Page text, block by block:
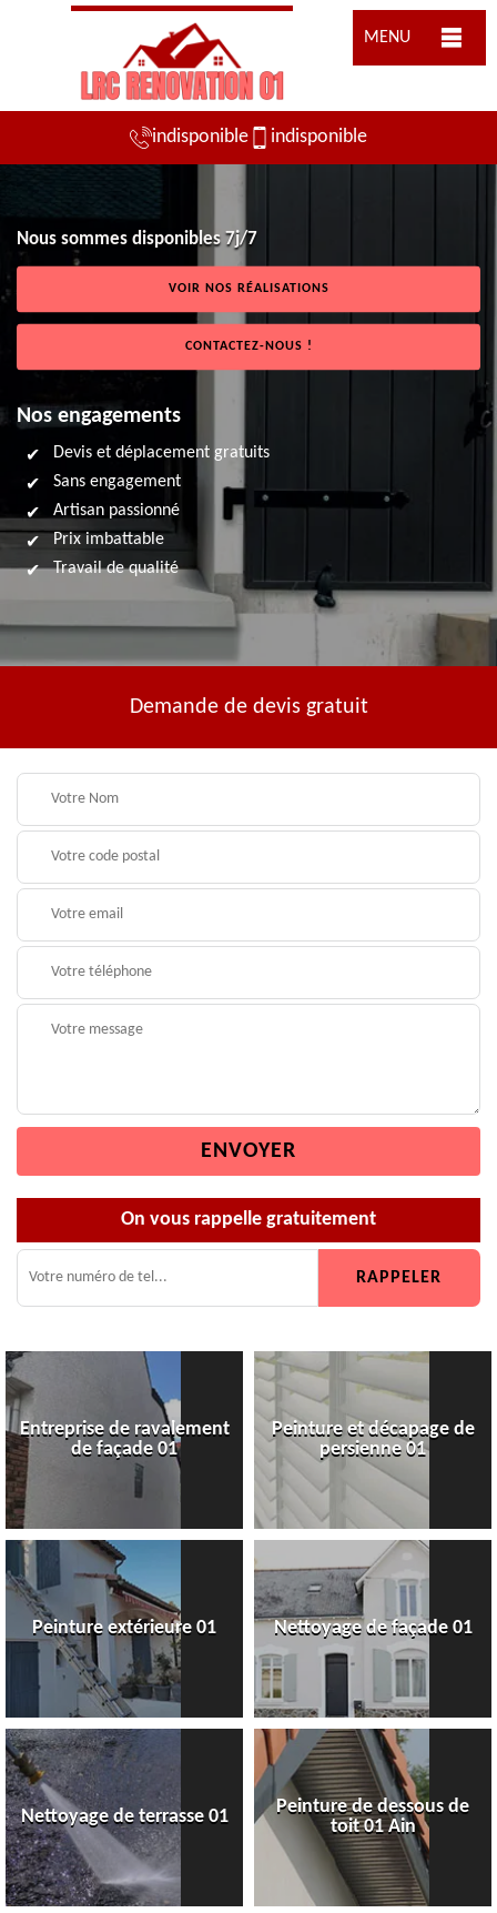
MENU
indisponible indisponible
Nous sommes disponibles 7j/7
VOIR NOS RÉALISATIONS
CONTACTEZ-NOUS !
Nos engagements
Devis et déplacement gratuits
Sans engagement
Artisan passionné
Prix imbattable
Travail de qualité
Demande de devis gratuit
On vous rappelle gratuitement
Entreprise de ravalement
de façade 01
Peinture et décapage de
persienne 01
Peinture extérieure 01 Nettoyage de façade 01
Nettoyage de terrasse 01
Peinture de dessous de
toit 01 Ain